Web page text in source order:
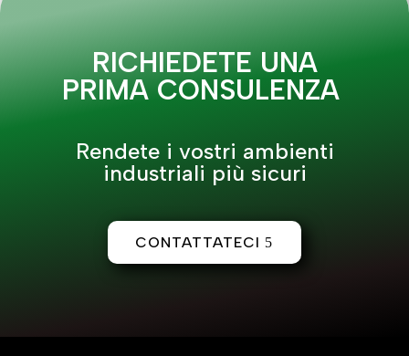
RICHIEDETE UNA
PRIMA CONSULENZA
Rendete i vostri ambienti
industriali più sicuri
CONTATTATECI